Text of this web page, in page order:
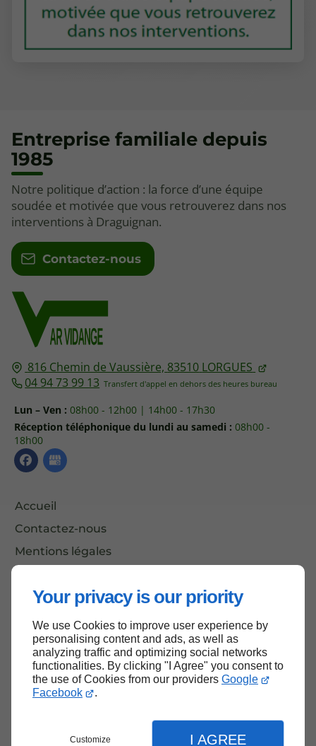
Your privacy is our priority
We use Cookies to improve user experience by
personalising content and ads, as well as
analyzing traffic and optimizing social networks
functionalities. By clicking "I Agree" you consent to
the use of Cookies from our providers Google
Facebook
.
Customize I AGREE
816 Chemin de Vaussière, 83510 LORGUES
04 94 73 99 13
Lun – Ven : 08h00 - 12h00 | 14h00 - 17h30
Réception téléphonique du lundi au samedi : 08h00 -
18h00
Accueil
Contactez-nous
Mentions légales
Entreprise familiale depuis
1985
Notre politique d’action : la force d’une équipe
soudée et motivée que vous retrouverez dans nos
interventions à Draguignan.
Contactez-nous
Haut de page